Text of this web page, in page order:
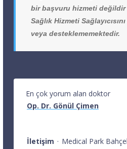
bir başvuru hizmeti
Sağlık Hizmeti
veya desteklememektedir.
En çok yorum alan doktor
Op. Dr. Gönül Çimen
İletişim · Medical Park